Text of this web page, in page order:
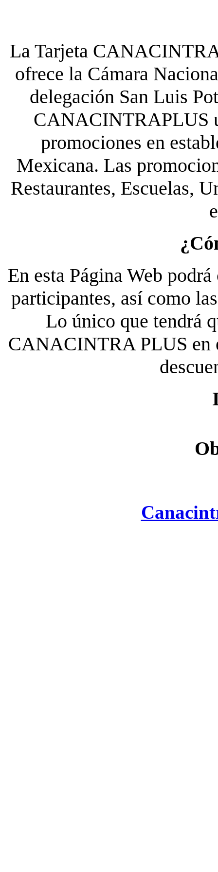
La Tarjeta
ofrece la Cámara
delegación San Luis
CANACINTRAPLUS
promociones en
Mexicana. Las
Restaurantes, Escuelas,
En esta Página Web
participantes, así como
Lo único que tendrá
CANACINTRA PLUS en